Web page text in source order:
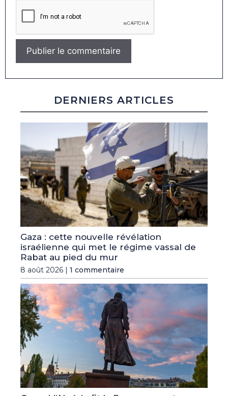
DERNIERS ARTICLES
Gaza : cette nouvelle révélation
israélienne qui met le régime vassal de
Rabat au pied du mur
8 août 2026 | 1 commentaire